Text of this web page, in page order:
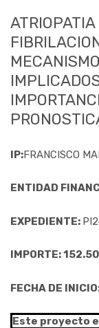
ACCESO
IP:FRANCISCO
ENTIDAD
EXPEDIENTE:
IMPORTE:
FECHA DE
Este proyecto